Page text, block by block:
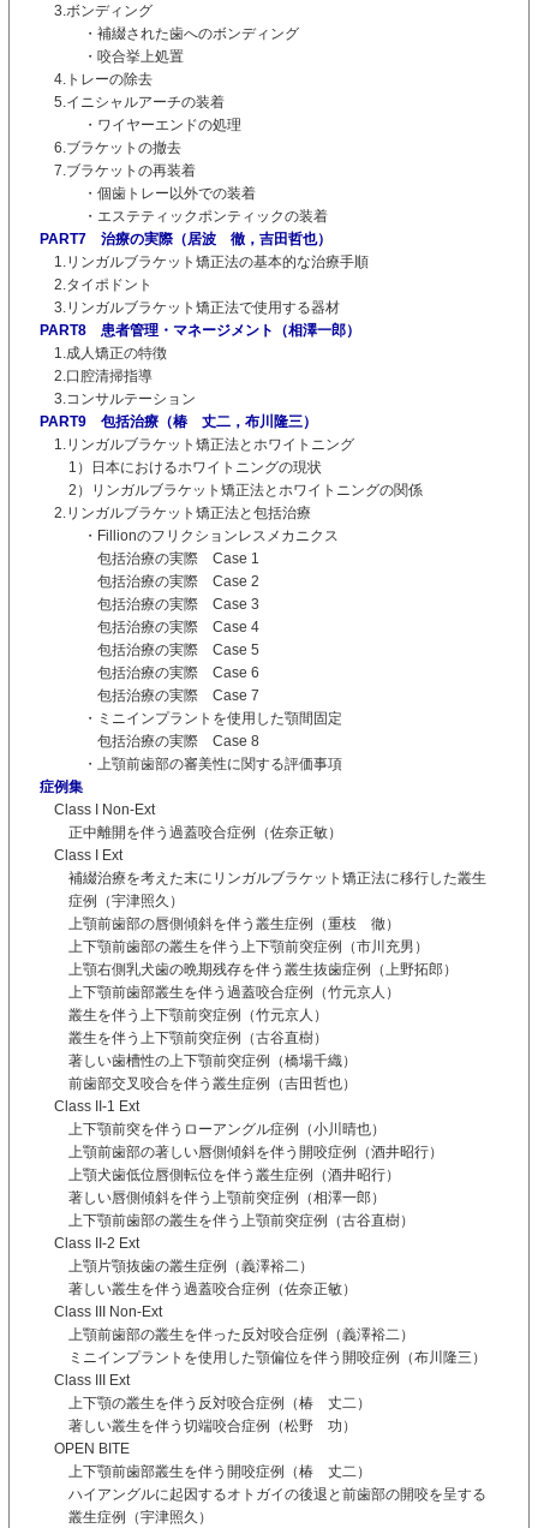
3.ボンディング
・補綴された歯へのボンディング
・咬合挙上処置
4.トレーの除去
5.イニシャルアーチの装着
・ワイヤーエンドの処理
6.ブラケットの撤去
7.ブラケットの再装着
・個歯トレー以外での装着
・エステティックポンティックの装着
PART7 治療の実際（居波 徹，吉田哲也）
1.リンガルブラケット矯正法の基本的な治療手順
2.タイポドント
3.リンガルブラケット矯正法で使用する器材
PART8 患者管理・マネージメント（相澤一郎）
1.成人矯正の特徴
2.口腔清掃指導
3.コンサルテーション
PART9 包括治療（椿 丈二，布川隆三）
1.リンガルブラケット矯正法とホワイトニング
1）日本におけるホワイトニングの現状
2）リンガルブラケット矯正法とホワイトニングの関係
2.リンガルブラケット矯正法と包括治療
・Fillionのフリクションレスメカニクス
包括治療の実際 Case 1
包括治療の実際 Case 2
包括治療の実際 Case 3
包括治療の実際 Case 4
包括治療の実際 Case 5
包括治療の実際 Case 6
包括治療の実際 Case 7
・ミニインプラントを使用した顎間固定
包括治療の実際 Case 8
・上顎前歯部の審美性に関する評価事項
症例集
Class I Non-Ext
正中離開を伴う過蓋咬合症例（佐奈正敏）
Class I Ext
補綴治療を考えた末にリンガルブラケット矯正法に移行した叢生
症例（宇津照久）
上顎前歯部の唇側傾斜を伴う叢生症例（重枝 徹）
上下顎前歯部の叢生を伴う上下顎前突症例（市川充男）
上顎右側乳犬歯の晩期残存を伴う叢生抜歯症例（上野拓郎）
上下顎前歯部叢生を伴う過蓋咬合症例（竹元京人）
叢生を伴う上下顎前突症例（竹元京人）
叢生を伴う上下顎前突症例（古谷直樹）
著しい歯槽性の上下顎前突症例（橋場千織）
前歯部交叉咬合を伴う叢生症例（吉田哲也）
Class II-1 Ext
上下顎前突を伴うローアングル症例（小川晴也）
上顎前歯部の著しい唇側傾斜を伴う開咬症例（酒井昭行）
上顎犬歯低位唇側転位を伴う叢生症例（酒井昭行）
著しい唇側傾斜を伴う上顎前突症例（相澤一郎）
上下顎前歯部の叢生を伴う上顎前突症例（古谷直樹）
Class II-2 Ext
上顎片顎抜歯の叢生症例（義澤裕二）
著しい叢生を伴う過蓋咬合症例（佐奈正敏）
Class III Non-Ext
上顎前歯部の叢生を伴った反対咬合症例（義澤裕二）
ミニインプラントを使用した顎偏位を伴う開咬症例（布川隆三）
Class III Ext
上下顎の叢生を伴う反対咬合症例（椿 丈二）
著しい叢生を伴う切端咬合症例（松野 功）
OPEN BITE
上下顎前歯部叢生を伴う開咬症例（椿 丈二）
ハイアングルに起因するオトガイの後退と前歯部の開咬を呈する
叢生症例（宇津照久）